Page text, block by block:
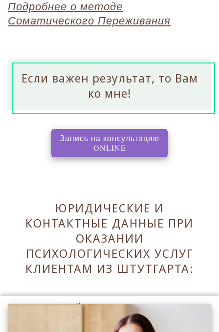
Подробнее о методе
Соматического Переживания
Если важен результат, то Вам
ко мне!
Запись на консультацию
ONLINE, перенаправляет на
ЮРИДИЧЕСКИЕ И
КОНТАКТНЫЕ ДАННЫЕ ПРИ
ОКАЗАНИИ
ПСИХОЛОГИЧЕСКИХ УСЛУГ
КЛИЕНТАМ ИЗ ШТУТГАРТА:
Оставаясь на сайте Вы принимаете его Правила.
Принять Правила и закрыть ✖